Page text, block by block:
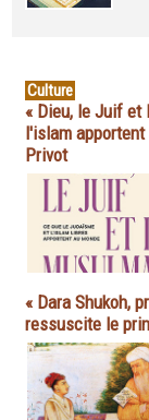
Culture
« Dieu, le Juif et
l'islam
Privot
« Dara Shukoh,
ressuscite le